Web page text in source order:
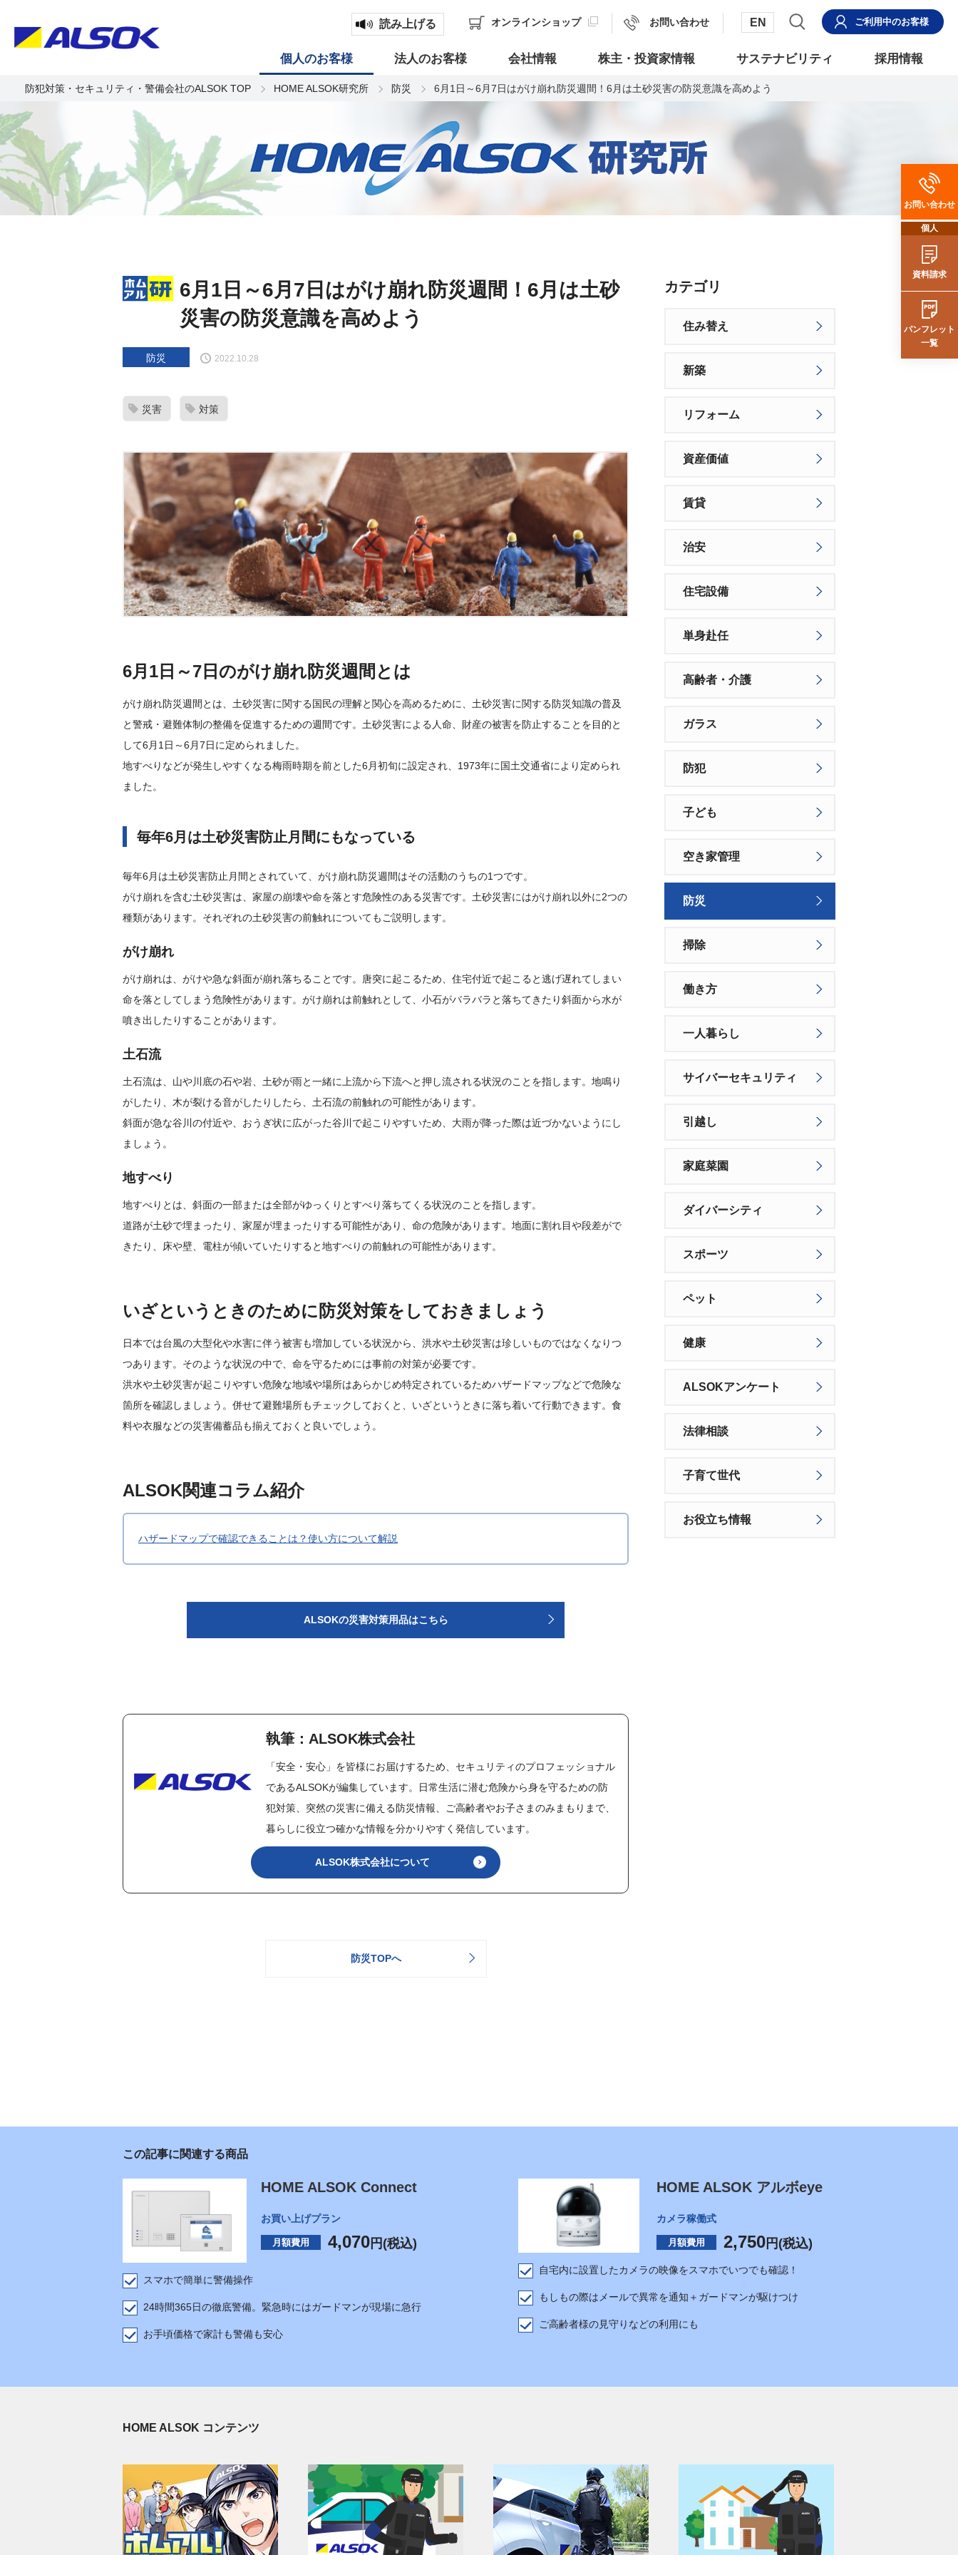
読み上げる オンラインショップ お問い合わせ EN ご利用中のお客様
個人のお客様 法人のお客様 会社情報 株主・投資家情報 サステナビリティ 採用情報
防犯対策・セキュリティ・警備会社のALSOK TOP HOME ALSOK研究所 防災 6月1日～6月7日はがけ崩れ防災週間！6月は土砂災害の防災意識を高めよう
6月1日～6月7日はがけ崩れ防災週間！6月は土砂
災害の防災意識を高めよう
防災 2022.10.28
災害 対策
6月1日～7日のがけ崩れ防災週間とは
がけ崩れ防災週間とは、土砂災害に関する国民の理解と関心を高めるために、土砂災害に関する防災知識の普及
と警戒・避難体制の整備を促進するための週間です。土砂災害による人命、財産の被害を防止することを目的と
して6月1日～6月7日に定められました。
地すべりなどが発生しやすくなる梅雨時期を前とした6月初旬に設定され、1973年に国土交通省により定められ
ました。
毎年6月は土砂災害防止月間にもなっている
毎年6月は土砂災害防止月間とされていて、がけ崩れ防災週間はその活動のうちの1つです。
がけ崩れを含む土砂災害は、家屋の崩壊や命を落とす危険性のある災害です。土砂災害にはがけ崩れ以外に2つの
種類があります。それぞれの土砂災害の前触れについてもご説明します。
がけ崩れ
がけ崩れは、がけや急な斜面が崩れ落ちることです。唐突に起こるため、住宅付近で起こると逃げ遅れてしまい
命を落としてしまう危険性があります。がけ崩れは前触れとして、小石がバラバラと落ちてきたり斜面から水が
噴き出したりすることがあります。
土石流
土石流は、山や川底の石や岩、土砂が雨と一緒に上流から下流へと押し流される状況のことを指します。地鳴り
がしたり、木が裂ける音がしたりしたら、土石流の前触れの可能性があります。
斜面が急な谷川の付近や、おうぎ状に広がった谷川で起こりやすいため、大雨が降った際は近づかないようにし
ましょう。
地すべり
地すべりとは、斜面の一部または全部がゆっくりとすべり落ちてくる状況のことを指します。
道路が土砂で埋まったり、家屋が埋まったりする可能性があり、命の危険があります。地面に割れ目や段差がで
きたり、床や壁、電柱が傾いていたりすると地すべりの前触れの可能性があります。
いざというときのために防災対策をしておきましょう
日本では台風の大型化や水害に伴う被害も増加している状況から、洪水や土砂災害は珍しいものではなくなりつ
つあります。そのような状況の中で、命を守るためには事前の対策が必要です。
洪水や土砂災害が起こりやすい危険な地域や場所はあらかじめ特定されているためハザードマップなどで危険な
箇所を確認しましょう。併せて避難場所もチェックしておくと、いざというときに落ち着いて行動できます。食
料や衣服などの災害備蓄品も揃えておくと良いでしょう。
ALSOK関連コラム紹介
ハザードマップで確認できることは？使い方について解説
ALSOKの災害対策用品はこちら
執筆：ALSOK株式会社
「安全・安心」を皆様にお届けするため、セキュリティのプロフェッショナル
であるALSOKが編集しています。日常生活に潜む危険から身を守るための防
犯対策、突然の災害に備える防災情報、ご高齢者やお子さまのみまもりまで、
暮らしに役立つ確かな情報を分かりやすく発信しています。
ALSOK株式会社について
防災TOPへ
カテゴリ
住み替え
新築
リフォーム
資産価値
賃貸
治安
住宅設備
単身赴任
高齢者・介護
ガラス
防犯
子ども
空き家管理
防災
掃除
働き方
一人暮らし
サイバーセキュリティ
引越し
家庭菜園
ダイバーシティ
スポーツ
ペット
健康
ALSOKアンケート
法律相談
子育て世代
お役立ち情報
この記事に関連する商品
HOME ALSOK Connect
お買い上げプラン
月額費用 4,070円(税込)
スマホで簡単に警備操作
24時間365日の徹底警備。緊急時にはガードマンが現場に急行
お手頃価格で家計も警備も安心
HOME ALSOK アルボeye
カメラ稼働式
月額費用 2,750円(税込)
自宅内に設置したカメラの映像をスマホでいつでも確認！
もしもの際はメールで異常を通知＋ガードマンが駆けつけ
ご高齢者様の見守りなどの利用にも
HOME ALSOK コンテンツ
お問い合わせ
個人
資料請求
パンフレット
一覧